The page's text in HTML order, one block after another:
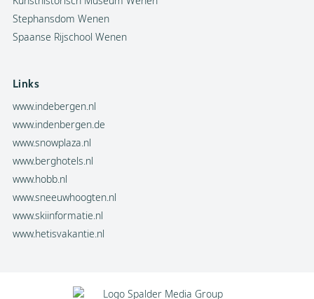
Stephansdom Wenen
Spaanse Rijschool Wenen
Links
www.indebergen.nl
www.indenbergen.de
www.snowplaza.nl
www.berghotels.nl
www.hobb.nl
www.sneeuwhoogten.nl
www.skiinformatie.nl
www.hetisvakantie.nl